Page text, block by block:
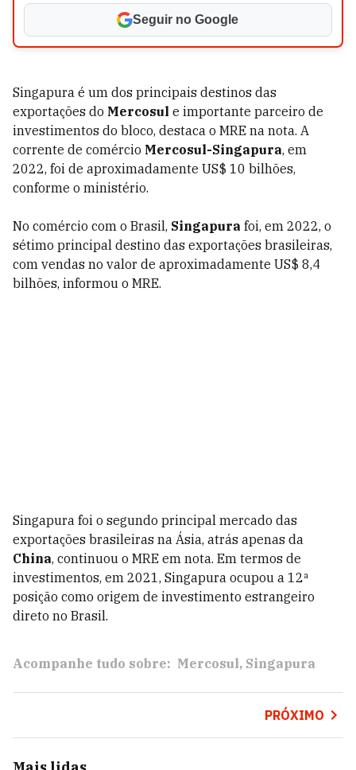
Seguir no Google
Singapura é um dos principais destinos das
exportações do Mercosul e importante parceiro de
investimentos do bloco, destaca o MRE na nota. A
corrente de comércio Mercosul-Singapura, em
2022, foi de aproximadamente US$ 10 bilhões,
conforme o ministério.
No comércio com o Brasil, Singapura foi, em 2022, o
sétimo principal destino das exportações brasileiras,
com vendas no valor de aproximadamente US$ 8,4
bilhões, informou o MRE.
Singapura foi o segundo principal mercado das
exportações brasileiras na Ásia, atrás apenas da
China, continuou o MRE em nota. Em termos de
investimentos, em 2021, Singapura ocupou a 12ª
posição como origem de investimento estrangeiro
direto no Brasil.
Acompanhe tudo sobre: Mercosul Singapura
PRÓXIMO